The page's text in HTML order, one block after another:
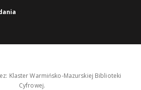
Klaster Warmińsko-Mazurskiej Biblioteki
Cyfrowej.